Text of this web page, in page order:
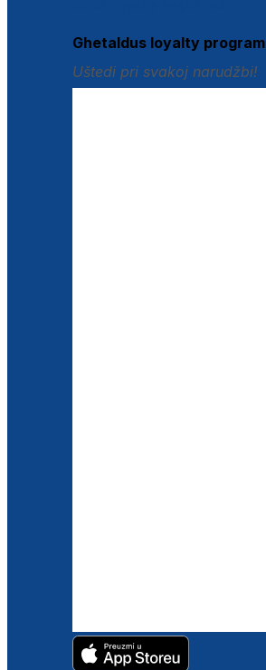
Ghetaldus loyalty program
Uštedi pri svakoj narudžbi!